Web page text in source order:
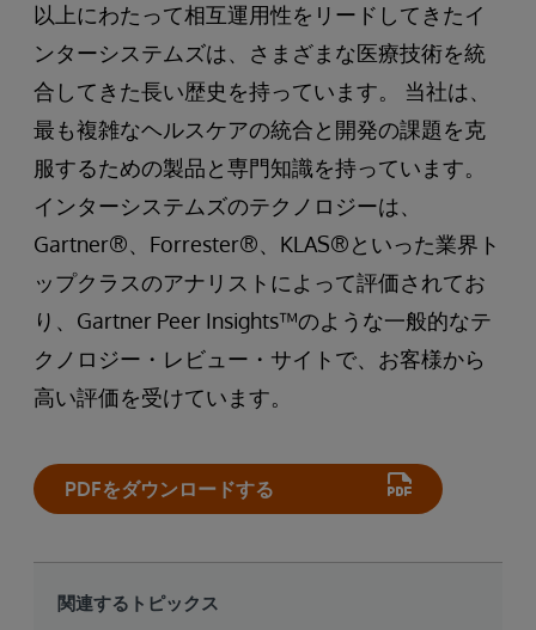
以上にわたって相互運用性をリードしてきたイ
ンターシステムズは、さまざまな医療技術を統
合してきた長い歴史を持っています。 当社は、
最も複雑なヘルスケアの統合と開発の課題を克
服するための製品と専門知識を持っています。
インターシステムズのテクノロジーは、
Gartner®、Forrester®、KLAS®といった業界ト
ップクラスのアナリストによって評価されてお
り、Gartner Peer Insights™のような一般的なテ
クノロジー・レビュー・サイトで、お客様から
高い評価を受けています。
PDFをダウンロードする
関連するトピックス